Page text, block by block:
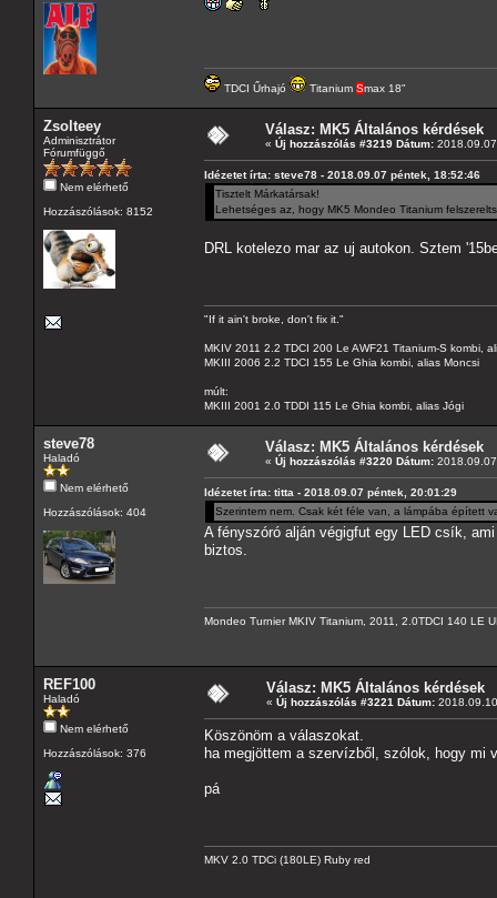
TDCI Űrhajó Titanium Smax 18"
Zsolteey
Adminisztrátor
Fórumfüggő
Nem elérhető
Hozzászólások: 8152
Válasz: MK5 Általános kérdések
« Új hozzászólás #3219 Dátum:
Idézetet írta: steve78 - 2018.09.07 péntek, 18:52:46
Tisztelt Márkatársak!
Lehetséges az, hogy MK5 Mondeo Titanium
DRL kotelezo mar az uj autokon. Sztem
"If it ain't broke, don't fix it."
MKIV 2011 2.2 TDCI 200 Le AWF21 Titanium-S kombi,
MKIII 2006 2.2 TDCI 155 Le Ghia kombi, alias Moncsi
múlt:
MKIII 2001 2.0 TDDI 115 Le Ghia kombi, alias Jógi
steve78
Haladó
Nem elérhető
Hozzászólások: 404
Válasz: MK5 Általános kérdések
« Új hozzászólás #3220 Dátum:
Idézetet írta: titta - 2018.09.07 péntek, 20:01:29
Szerintem nem. Csak két féle van, a lámpába épített
A fényszóró alján végigfut egy LED csík,
biztos.
Mondeo Turnier MKIV Titanium, 2011, 2.0TDCI 140 LE
REF100
Haladó
Nem elérhető
Hozzászólások: 376
Válasz: MK5 Általános kérdések
« Új hozzászólás #3221 Dátum:
Köszönöm a válaszokat.
ha megjöttem a szervízből, szólok, hogy mi
pá
MKV 2.0 TDCi (180LE) Ruby red